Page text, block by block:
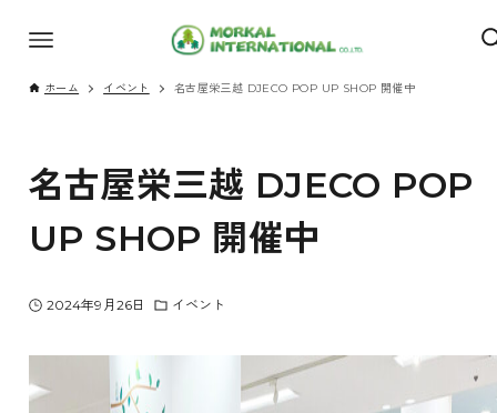
ホーム イベント 名古屋栄三越 DJECO POP UP SHOP 開催中
名古屋栄三越 DJECO POP
UP SHOP 開催中
2024年9月26日 イベント